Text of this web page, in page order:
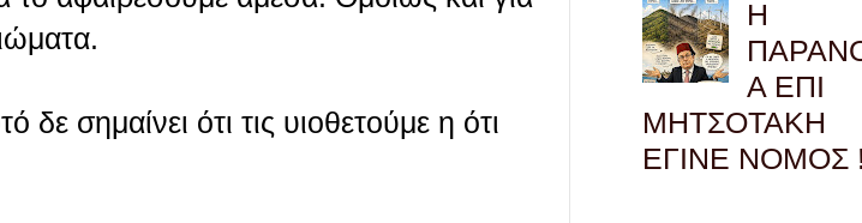
σημαίνει ότι τις υιοθετούμε η ότι
Η
Α ΕΠΙ
ΜΗΤΣΟΤΑΚΗ
ΕΓΙΝΕ ΝΟΜΟΣ